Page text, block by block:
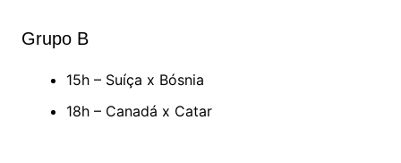
Grupo B
15h – Suíça x Bósnia
18h – Canadá x Catar